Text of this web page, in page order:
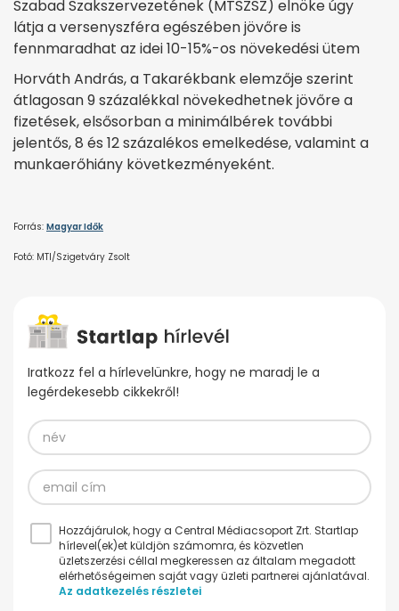
Szabad Szakszervezetének (­MTSZSZ) elnöke úgy
látja a versenyszféra egészében jövőre is
fennmaradhat az idei 10-15%-os növekedési ütem
Horváth András, a Takarékbank elemzője szerint
átlagosan 9 százalékkal növekedhetnek jövőre a
fizetések, elsősorban a minimálbérek további
jelentős, 8 és 12 százalékos emelkedése, valamint a
munkaerőhiány következményeként.
Forrás: Magyar Idők
Fotó: MTI/Szigetváry Zsolt
Iratkozz fel a hírlevelünkre, hogy ne maradj le a
legérdekesebb cikkekről!
Hozzájárulok, hogy a Central Médiacsoport Zrt. Startlap
hírlevel(ek)et küldjön számomra, és közvetlen
üzletszerzési céllal megkeressen az általam megadott
elérhetőségeimen saját vagy üzleti partnerei ajánlatával.
Az adatkezelés részletei